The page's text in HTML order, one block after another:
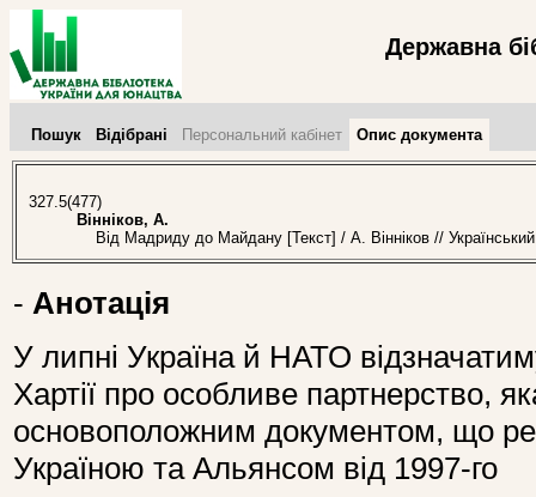
Державна
Пошук Відібрані Персональний кабінет Опис документа
327.5(477)
Вінніков, А.
Від Мадриду до Майдану [Текст] / А. Вінніков //
- Анотація
У липні Україна й НАТО
Хартії про особливе партнерство,
основоположним документом, що
Україною та Альянсом від 1997-го